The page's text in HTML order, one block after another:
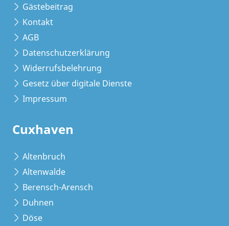
Gästebeitrag
Kontakt
AGB
Datenschutzerklärung
Widerrufsbelehrung
Gesetz über digitale Dienste
Impressum
Cuxhaven
Altenbruch
Altenwalde
Berensch-Arensch
Duhnen
Döse